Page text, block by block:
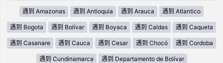
遇到 Amazonas 遇到 Antioquia 遇到 Arauca 遇到 Atlantico
遇到 Bogota 遇到 Bolívar 遇到 Boyaca 遇到 Caldas 遇到 Caqueta
遇到 Casanare 遇到 Cauca 遇到 Cesar 遇到 Chocó 遇到 Cordoba
遇到 Cundinamarca 遇到 Departamento de Bolívar